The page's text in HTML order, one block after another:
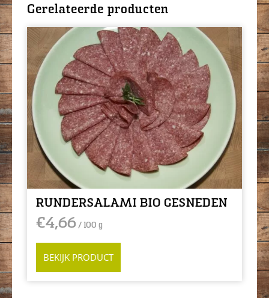
Gerelateerde producten
RUNDERSALAMI BIO GESNEDEN
€4,66 / 100 g
BEKIJK PRODUCT